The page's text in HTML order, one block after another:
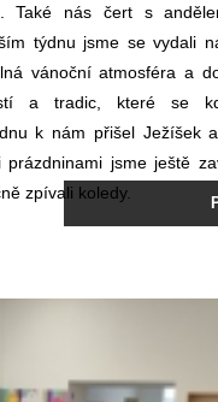
Také nás čert s
týdnu jsme se vydali
vánoční atmosféra a
a tradic, které se
k nám přišel Ježíšek
prázdninami jsme ještě
zpívali koledy.